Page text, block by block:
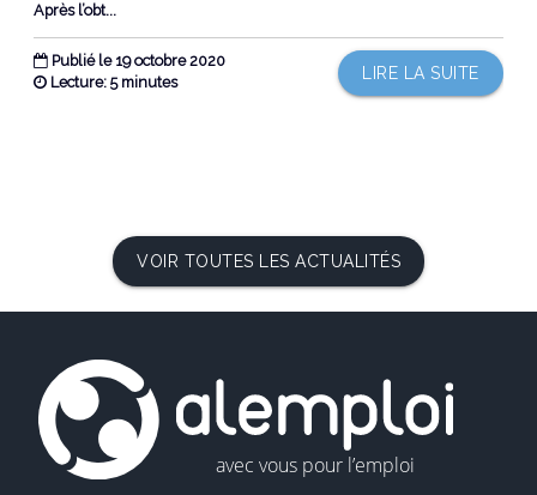
Après l’obt...
Publié le 19 octobre 2020
LIRE LA SUITE
Lecture: 5 minutes
VOIR TOUTES LES ACTUALITÉS